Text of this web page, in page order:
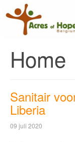
Home
Sanitair
Liberia
09 juli 2020